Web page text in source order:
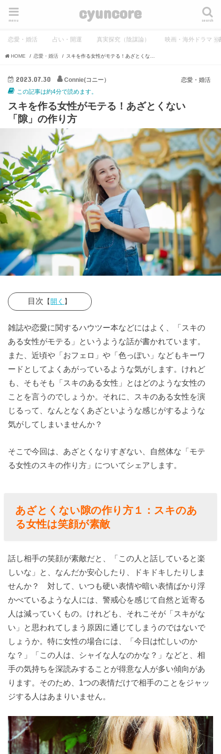
cyuncore search
menu
恋愛・婚活 占い・開運 真実探究（陰謀論） 映画・海外ドラマ・
HOME 恋愛・婚活
恋愛・婚活
2023.07.30
Connie(コニー）
この記事は約4分で読めます。
スキを作る女性がモテる！あざとくない
「隙」の作り方
目次 【開く 】
› あざとくない
隙の作り方
１：スキのあ
る女性は笑顔
が素敵
› あざとくない
隙の作り方
２：スキのあ
ッコよさ」を
隙の作り方
３：スキのあ
と「ありがと
う」が言える
› あざとくない
隙の作り方
４：スキのあ
る女性は可愛
くミスする
雑誌や恋愛に関するハウツー本などにはよく、「スキの
ある女性がモテる」というような話が書かれています。
また、近頃や「おフェロ」や「色っぽい」などもキーワ
ードとしてよくあがっているような気がします。けれど
も、そもそも「スキのある女性」とはどのような女性の
ことを言うのでしょうか。それに、スキのある女性を演
じるって、なんとなくあざといような感じがするような
気がしてしまいませんか？
そこで今回は、あざとくなりすぎない、自然体な「モテ
る女性のスキの作り方」についてシェアします。
あざとくない隙の作り方１： スキのあ
る女性は笑顔が素敵
話し相手の笑顔が素敵だと、「この人と話していると楽
しいな」と、なんだか安心したり、ドキドキしたりしま
せんか？ 対して、いつも硬い表情や暗い表情ばかり浮
かべているような人には、警戒心を感じて自然と近寄る
人は減っていくもの。けれども、それこそが「スキがな
い」と思われてしまう原因に通じてしまうのではないで
しょうか。特に女性の場合には、「今日は忙しいのか
な？」「この人は、シャイな人なのかな？」などと、相
手の気持ちを深読みすることが得意な人が多い傾向があ
ります。そのため、1つの表情だけで相手のことをジャッ
ジする人はあまりいません。